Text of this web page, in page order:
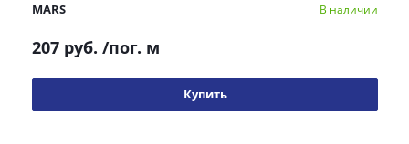
MARS В наличии
207 руб. /пог. м
Купить